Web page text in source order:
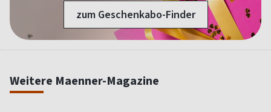
zum Geschenkabo-Finder
Weitere Maenner-Magazine